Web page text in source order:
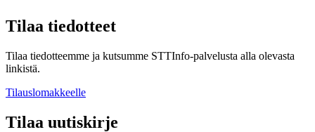
Tilaa tiedotteet
Tilaa tiedotteemme ja kutsumme STTInfo-palvelusta alla olevasta
linkistä.
Tilauslomakkeelle
Tilaa uutiskirje